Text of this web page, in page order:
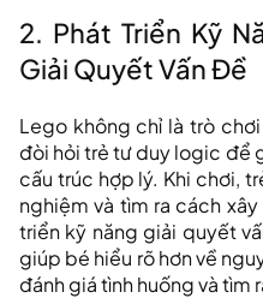
2. Phát Triển Kỹ
Giải Quyết Vấn Đề
Lego không chỉ là trò
đòi hỏi trẻ tư duy logic để
cấu trúc hợp lý. Khi chơi,
nghiệm và tìm ra cách
triển kỹ năng giải quyết
giúp bé hiểu rõ hơn về
đánh giá tình huống và tìm